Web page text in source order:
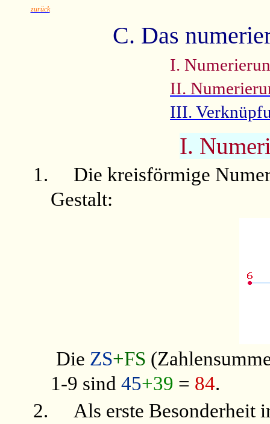
zurück
C. Das
I.
II.
III.
I.
1.
Die kreisförmige
Gestalt:
Die ZS+FS
1-9 sind 45+39 = 84.
2.
Als erste Besonderheit